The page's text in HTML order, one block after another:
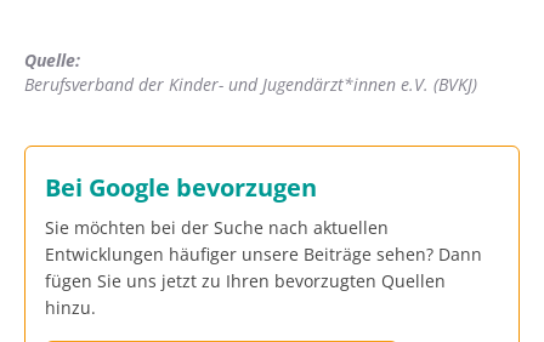
Quelle:
Berufsverband der Kinder- und Jugendärzt*innen e.V. (BVKJ)
Bei Google bevorzugen
Sie möchten bei der Suche nach aktuellen
Entwicklungen häufiger unsere Beiträge sehen? Dann
fügen Sie uns jetzt zu Ihren bevorzugten Quellen
hinzu.